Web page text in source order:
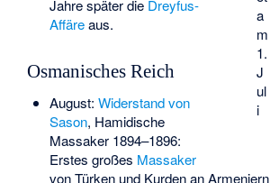
a
m
1.
J
ul
i
Jahre später die Dreyfus-
Affäreaus.
Osmanisches Reich
August: Widerstand von
Sason, Hamidische
Massaker1894–1896:
Erstes großes Massaker
von Türken und Kurden an Armeniern